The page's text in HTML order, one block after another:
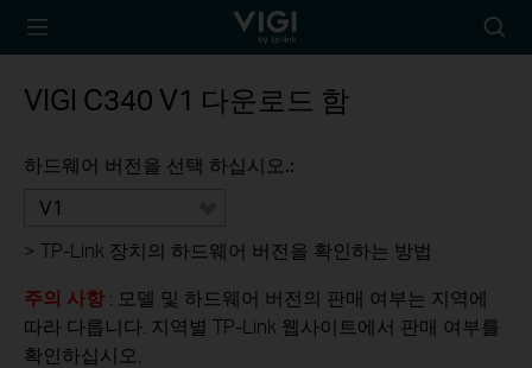
TP-Link, Reliably
아
이
VIGI C340 V1 다운로드 함
하드웨어 버전을 선택 하십시오.:
V1
> TP-Link 장치의 하드웨어 버전을 확인하는 방법
주의 사항 : 모델 및 하드웨어 버전의 판매 여부는 지역에
따라 다릅니다. 지역별 TP-Link 웹사이트에서 판매 여부를
확인하십시오.